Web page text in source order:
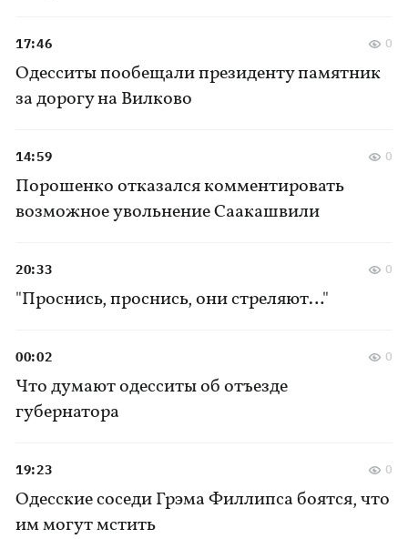
Одесситы пообещали президенту памятник
за дорогу на Вилково
17:46 0
Порошенко отказался комментировать
возможное увольнение Саакашвили
14:59 0
"Проснись, проснись, они стреляют…"
20:33 0
Что думают одесситы об отъезде
губернатора
00:02 0
Одесские соседи Грэма Филлипса боятся, что
им могут мстить
19:23 0